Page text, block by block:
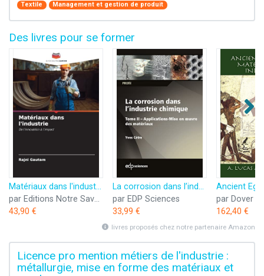
Textile Management et gestion de produit
Des livres pour se former
Matériaux dans l'industrie: De l'innovation à l'impact
par Editions Notre Savoir
43,90 €
La corrosion dans l’industrie chimique: Tome II : Applications - Mise en œuvre des matériaux
par EDP Sciences
33,99 €
162,40 €
livres proposés chez notre partenaire Amazon
Licence pro mention métiers de l'industrie :
métallurgie, mise en forme des matériaux et